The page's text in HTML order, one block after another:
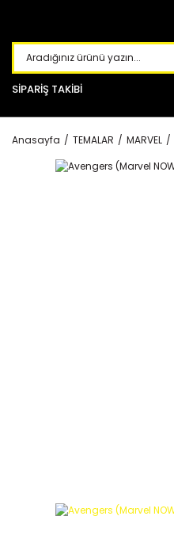
SİPARİŞ TAKİBİ
Anasayfa TEMALAR MARVEL